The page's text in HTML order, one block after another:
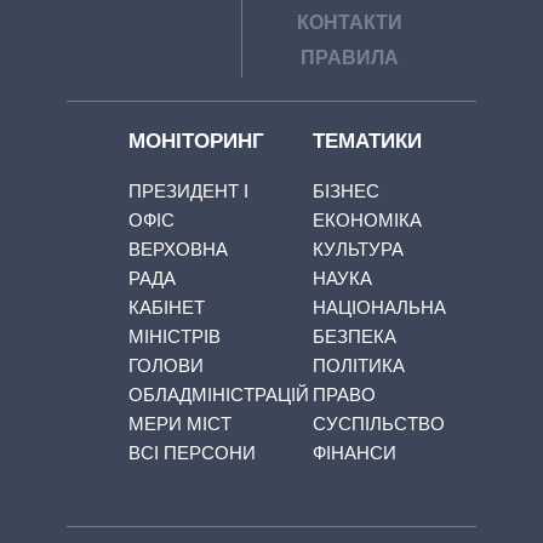
КОНТАКТИ
ПРАВИЛА
МОНІТОРИНГ
ПРЕЗИДЕНТ І
ОФІС
ВЕРХОВНА
РАДА
КАБІНЕТ
МІНІСТРІВ
ГОЛОВИ
ОБЛАДМІНІСТРАЦІЙ
МЕРИ МІСТ
ВСІ ПЕРСОНИ
ТЕМАТИКИ
БІЗНЕС
ЕКОНОМІКА
КУЛЬТУРА
НАУКА
НАЦІОНАЛЬНА
БЕЗПЕКА
ПОЛІТИКА
ПРАВО
СУСПІЛЬСТВО
ФІНАНСИ